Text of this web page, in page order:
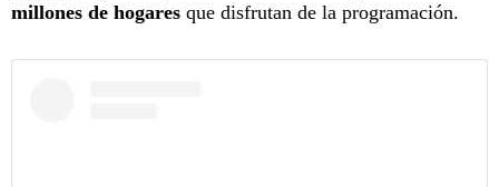
millones de hogares que disfrutan de la programación.